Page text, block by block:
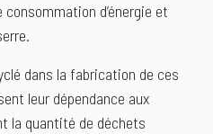
d’énergie et
dans la fabrication de ces
leur dépendance aux
la quantité de déchets